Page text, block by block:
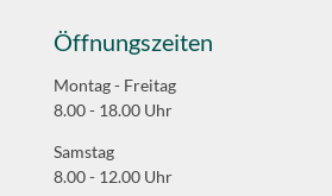
Öffnungszeiten
Montag - Freitag
8.00 - 18.00 Uhr
Samstag
8.00 - 12.00 Uhr